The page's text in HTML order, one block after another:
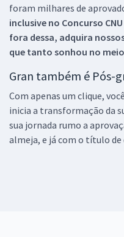
foram milhares de
inclusive no Concurso CNU
fora dessa, adquira
que tanto sonhou no
Gran também é Pós-
Com apenas um clique,
inicia a transformação da
sua jornada rumo a
almeja, e já com o título de